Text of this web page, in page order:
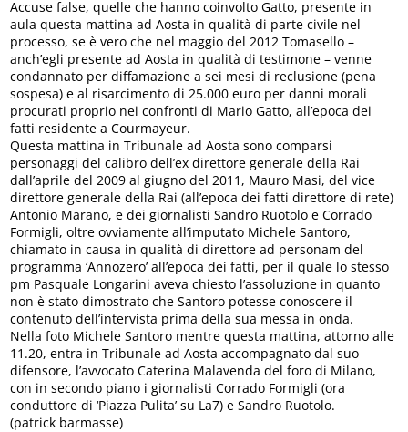
Accuse false, quelle che hanno coinvolto Gatto, presente in
aula questa mattina ad Aosta in qualità di parte civile nel
processo, se è vero che nel maggio del 2012 Tomasello –
anch’egli presente ad Aosta in qualità di testimone – venne
condannato per diffamazione a sei mesi di reclusione (pena
sospesa) e al risarcimento di 25.000 euro per danni morali
procurati proprio nei confronti di Mario Gatto, all’epoca dei
fatti residente a Courmayeur.
Questa mattina in Tribunale ad Aosta sono comparsi
personaggi del calibro dell’ex direttore generale della Rai
dall’aprile del 2009 al giugno del 2011, Mauro Masi, del vice
direttore generale della Rai (all’epoca dei fatti direttore di rete)
Antonio Marano, e dei giornalisti Sandro Ruotolo e Corrado
Formigli, oltre ovviamente all’imputato Michele Santoro,
chiamato in causa in qualità di direttore ad personam del
programma ‘Annozero’ all’epoca dei fatti, per il quale lo stesso
pm Pasquale Longarini aveva chiesto l’assoluzione in quanto
non è stato dimostrato che Santoro potesse conoscere il
contenuto dell’intervista prima della sua messa in onda.
Nella foto Michele Santoro mentre questa mattina, attorno alle
11.20, entra in Tribunale ad Aosta accompagnato dal suo
difensore, l’avvocato Caterina Malavenda del foro di Milano,
con in secondo piano i giornalisti Corrado Formigli (ora
conduttore di ‘Piazza Pulita’ su La7) e Sandro Ruotolo.
(patrick barmasse)